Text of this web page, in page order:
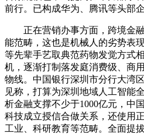
前行。已构成华为、腾讯等头部
正在营销办事方面，跨境金融
能范畴，这也是机械人的劣势表
等先辈手艺取典范药物发觉方式
机，逐渐打制落发庭消费级、商
物线。中国银行深圳市分行大湾
见称，打算为深圳地域人工智能
析金融支撑不少于1000亿元，中
科技成立授信合做关系，还使用
工业、科研教育等范畴。全面提